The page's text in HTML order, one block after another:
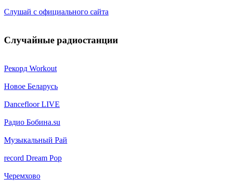
Слушай с официального сайта
Случайные радиостанции
Рекорд Workout
Новое Беларусь
Dancefloor LIVE
Радио Бобина.su
Музыкальный Рай
record Dream Pop
Черемхово